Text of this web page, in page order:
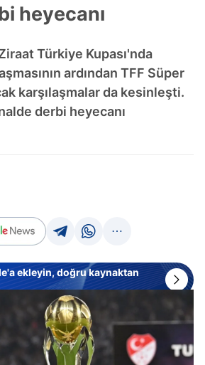
heyecanı
Türkiye Kupası'nda
ardından TFF Süper
karşılaşmalar da kesinleşti.
derbi heyecanı
ekleyin, doğru kaynaktan